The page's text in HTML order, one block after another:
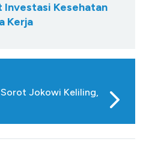
Investasi Kesehatan
Kerja
Jokowi Keliling,